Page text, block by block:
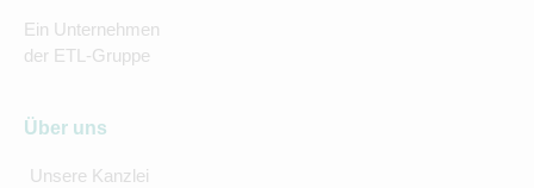
Ein Unternehmen
der ETL-Gruppe
Über uns
Unsere Kanzlei